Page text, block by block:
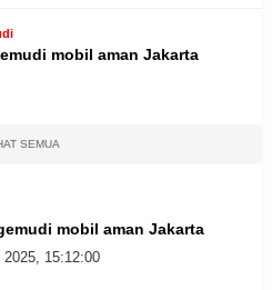
mobil aman Jakarta
SEMUA
mobil aman Jakarta
15:12:00